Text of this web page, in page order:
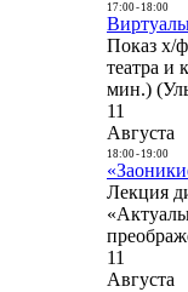
17:00- 18:00
Показ х/
театра и
мин.)
11
Августа
18:00- 19:00
Лекция
11
Августа